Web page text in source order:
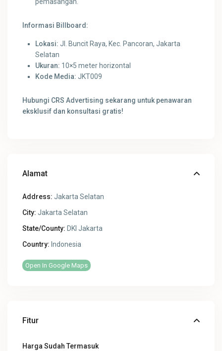
Informasi Billboard:
Lokasi: Jl. Buncit Raya, Kec. Pancoran, Jakarta
Selatan
Ukuran: 10×5 meter horizontal
Kode Media: JKT009
Hubungi CRS Advertising sekarang untuk penawaran
eksklusif dan konsultasi gratis!
Alamat
Address: Jakarta Selatan
City: Jakarta Selatan
State/County: DKI Jakarta
Country: Indonesia
Open In Google Maps
Fitur
Harga Sudah Termasuk